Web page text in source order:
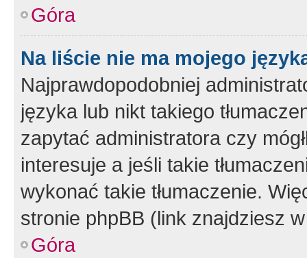
Góra
Na liście nie ma mojego
Najprawdopodobniej
języka lub nikt takiego
zapytać administratora czy
interesuje a jeśli takie
wykonać takie tłumaczenie.
stronie phpBB (link znajdziesz
Góra